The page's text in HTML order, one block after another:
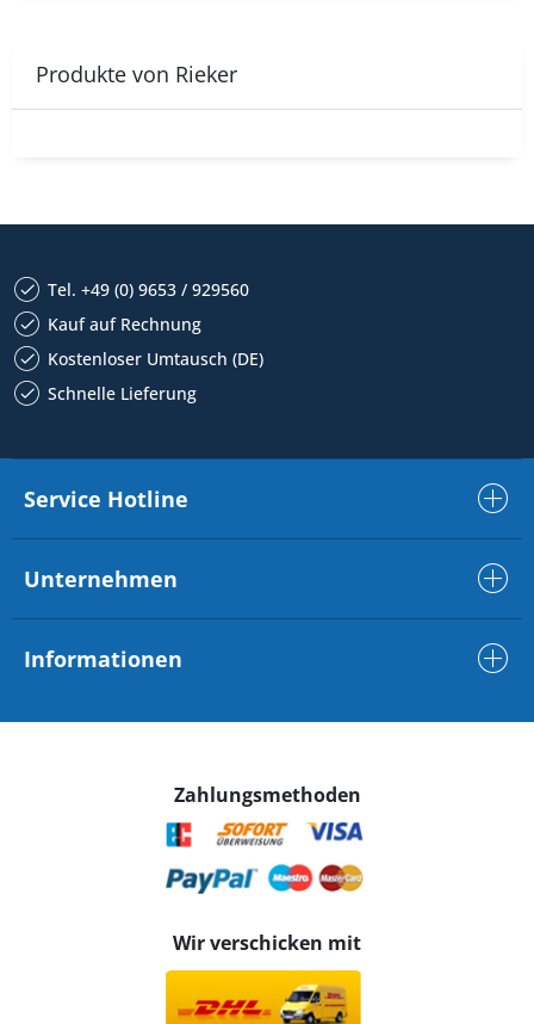
Produkte von Rieker
Tel. +49 (0) 9653 / 929560
Kauf auf Rechnung
Kostenloser Umtausch (DE)
Schnelle Lieferung
Service Hotline
Unternehmen
Informationen
Zahlungsmethoden
Wir verschicken mit